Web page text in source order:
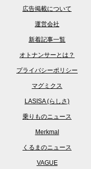
広告掲載について
運営会社
新着記事一覧
オトナンサーとは？
プライバシーポリシー
マグミクス
LASISA (らしさ)
乗りものニュース
Merkmal
くるまのニュース
VAGUE